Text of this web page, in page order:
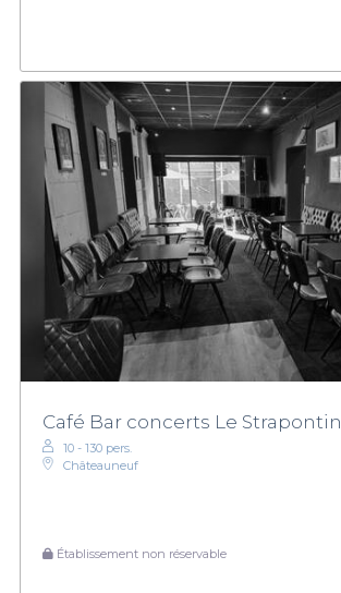
Café Bar concerts Le Strapontin
10 - 130 pers.
Châteauneuf
Établissement non réservable